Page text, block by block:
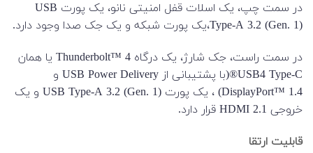
در سمت چپ، یک اسلات قفل امنیتی نانو، یک پورت USB
Type-A 3.2 (Gen. 1)،یک پورت شبکه و یک جک صدا وجود دارد.
در سمت راست، جک شارژ، یک درگاه Thunderbolt™ 4 یا همان
USB4 Type-C®(با پشتیبانی از USB Power Delivery و
DisplayPort™ 1.4) ، یک پورت USB Type-A 3.2 (Gen. 1) و یک
خروجی HDMI 2.1 قرار دارد.
قابلیت ارتقا